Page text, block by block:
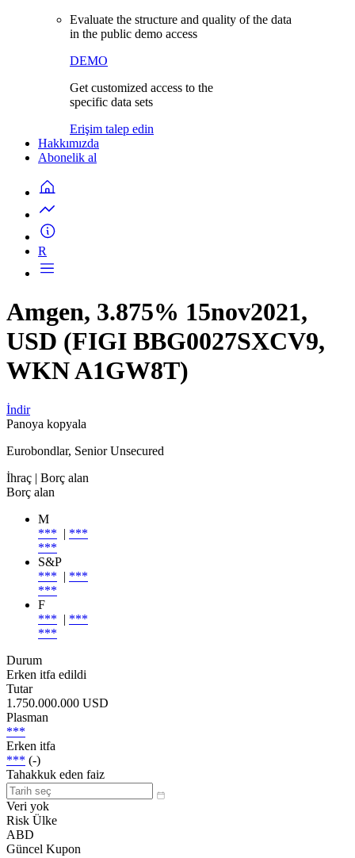
Evaluate the structure and quality of the data
in the public demo access
DEMO
Get customized access to the
specific data sets
Erişim talep edin
Hakkımızda
Abonelik al
R
Amgen, 3.875% 15nov2021,
USD (FIGI BBG0027SXCV9,
WKN A1GW8T)
İndir
Panoya kopyala
Eurobondlar, Senior Unsecured
İhraç | Borç alan
Borç alan
M
*** | ***
***
S&P
*** | ***
***
F
*** | ***
***
Durum
Erken itfa edildi
Tutar
1.750.000.000 USD
Plasman
***
Erken itfa
*** (-)
Tahakkuk eden faiz
Veri yok
Risk Ülke
ABD
Güncel Kupon